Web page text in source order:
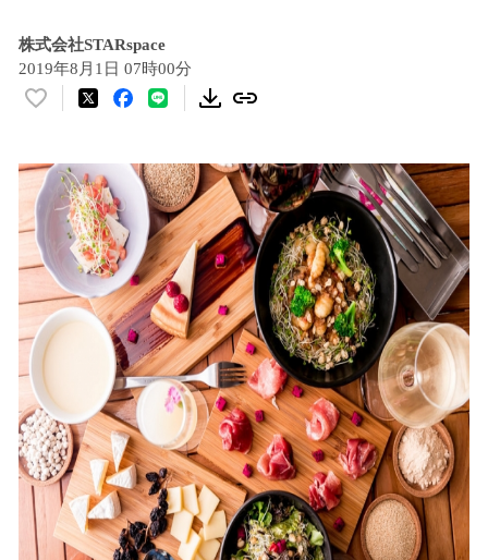
株式会社STARspace
2019年8月1日 07時00分
い
！
数
を
読
み
み
中
で
す